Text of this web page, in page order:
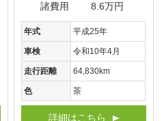
諸費用
8.6万円
年式 平成25年
車検 令和10年4月
走行距離 64,830km
色 茶
詳細はこちら